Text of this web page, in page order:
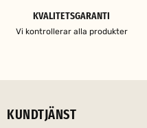
KVALITETSGARANTI
Vi kontrollerar alla produkter
KUNDTJÄNST